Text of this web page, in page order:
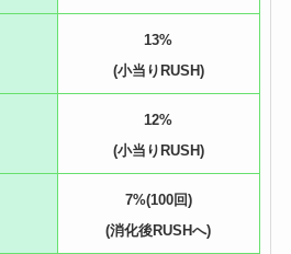
13%
(小当りRUSH)
12%
(小当りRUSH)
7%(100回)
(消化後RUSHへ)